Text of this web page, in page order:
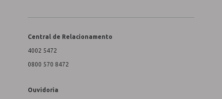
Central de Relacionamento
4002 5472
0800 570 8472
Ouvidoria